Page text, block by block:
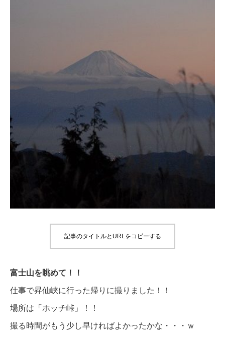
記事のタイトルとURLをコピーする
富士山を眺めて！！
仕事で昇仙峡に行った帰りに撮りました！！
場所は「ホッチ峠」！！
撮る時間がもう少し早ければよかったかな・・・ｗ